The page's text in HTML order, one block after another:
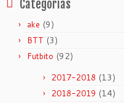
Categorías
ake (9)
BTT (3)
Futbito (92)
2017-2018 (13)
2018-2019 (14)